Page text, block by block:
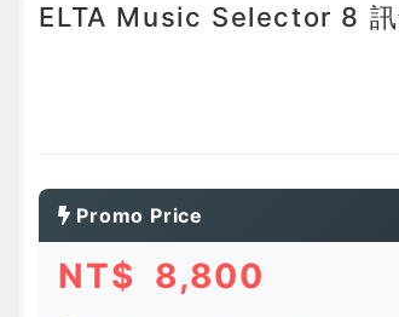
ELTA Music Selector 8 訊
Promo Price
NT$ 8,800